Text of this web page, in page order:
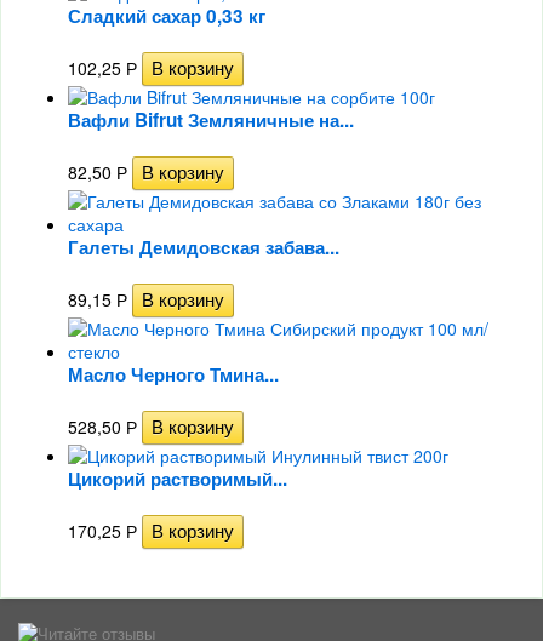
Сладкий сахар 0,33 кг
102,25 Р
Вафли Bifrut Земляничные на...
82,50 Р
Галеты Демидовская забава...
89,15 Р
Масло Черного Тмина...
528,50 Р
Цикорий растворимый...
170,25 Р